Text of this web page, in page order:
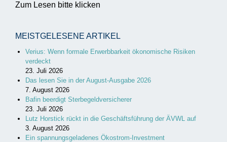
Zum Lesen bitte klicken
MEISTGELESENE ARTIKEL
Verius: Wenn formale Erwerbbarkeit ökonomische Risiken
verdeckt
23. Juli 2026
Das lesen Sie in der August-Ausgabe 2026
7. August 2026
Bafin beerdigt Sterbegeldversicherer
23. Juli 2026
Lutz Horstick rückt in die Geschäftsführung der ÄVWL auf
3. August 2026
Ein spannungsgeladenes Ökostrom-Investment